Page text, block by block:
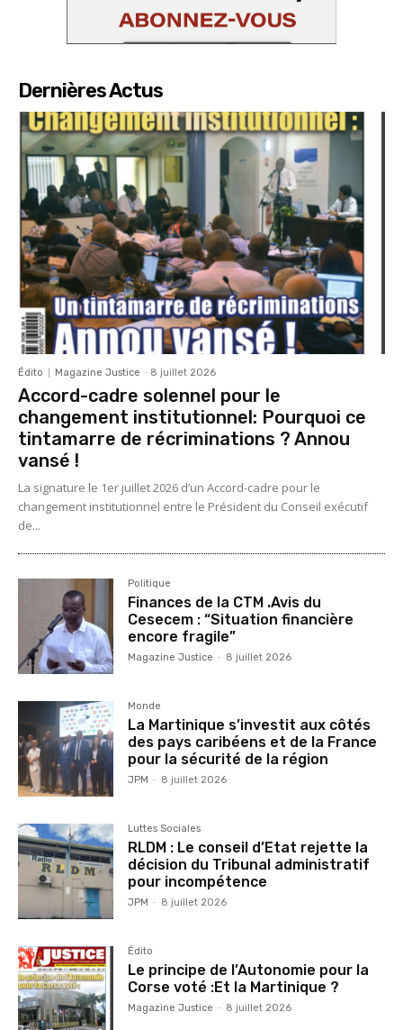
Dernières Actus
Édito Magazine Justice - 8 juillet 2026
Accord-cadre solennel pour le
changement institutionnel: Pourquoi ce
tintamarre de récriminations ? Annou
vansé !
La signature le 1er juillet 2026 d’un Accord-cadre pour le
changement institutionnel entre le Président du Conseil exécutif
de...
Politique
Finances de la CTM .Avis du
Cesecem : “Situation financière
encore fragile”
Magazine Justice - 8 juillet 2026
Monde
La Martinique s’investit aux côtés
des pays caribéens et de la France
pour la sécurité de la région
JPM - 8 juillet 2026
Luttes Sociales
RLDM : Le conseil d’Etat rejette la
décision du Tribunal administratif
pour incompétence
JPM - 8 juillet 2026
Édito
Le principe de l’Autonomie pour la
Corse voté :Et la Martinique ?
Magazine Justice - 8 juillet 2026